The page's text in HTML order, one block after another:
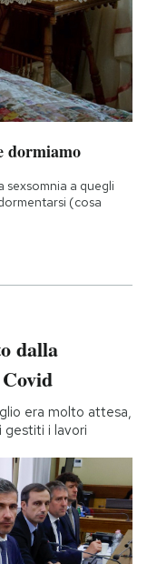
dormiamo
sexsomnia a quegli
(cosa
dalla
era molto attesa,
gestiti i lavori